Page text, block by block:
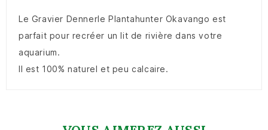
Le Gravier Dennerle Plantahunter Okavango est
parfait pour recréer un lit de rivière dans votre
aquarium.
Il est 100% naturel et peu calcaire.